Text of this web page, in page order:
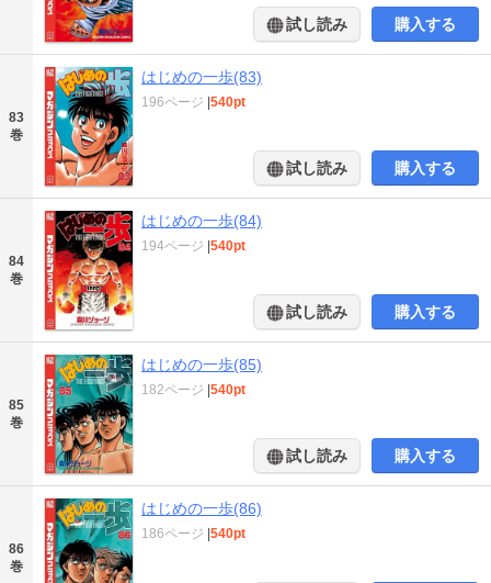
試し読み 購入する
83
巻
はじめの一歩(83)
196ページ |540pt
試し読み 購入する
84
巻
はじめの一歩(84)
194ページ |540pt
試し読み 購入する
85
巻
はじめの一歩(85)
182ページ |540pt
試し読み 購入する
86
巻
はじめの一歩(86)
186ページ |540pt